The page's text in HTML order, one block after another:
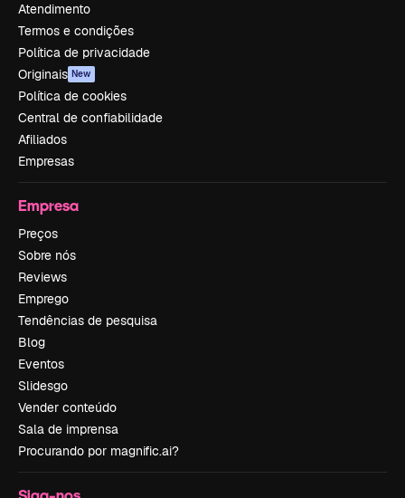
Atendimento
Termos e condições
Política de privacidade
Originais New
Política de cookies
Central de confiabilidade
Afiliados
Empresas
Empresa
Preços
Sobre nós
Reviews
Emprego
Tendências de pesquisa
Blog
Eventos
Slidesgo
Vender conteúdo
Sala de imprensa
Procurando por magnific.ai?